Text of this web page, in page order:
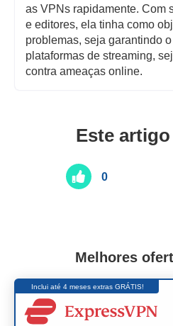
as VPNs rapidamente. Com
e editores, ela tinha como
problemas, seja garantindo
plataformas de streaming,
contra ameaças online.
Este
0
Melhores
Inclui até 4 meses extras GRÁTIS!